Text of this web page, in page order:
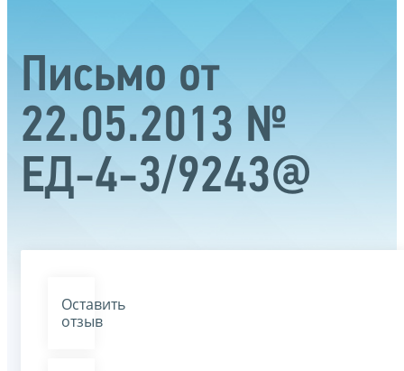
Письмо от
22.05.2013 №
ЕД-4-3/9243@
Оставить
отзыв